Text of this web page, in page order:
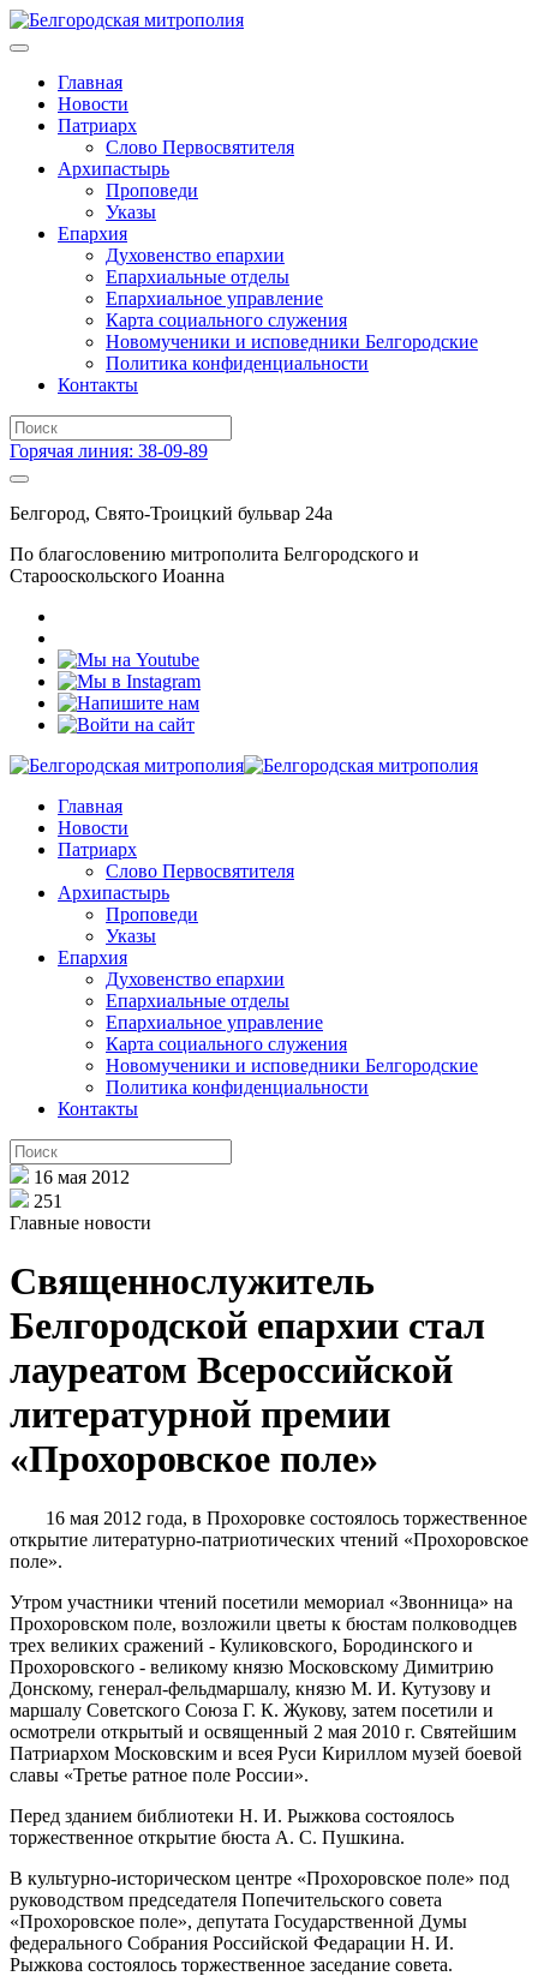
Главная
Новости
Патриарх
Слово Первосвятителя
Архипастырь
Проповеди
Указы
Епархия
Духовенство епархии
Епархиальные отделы
Епархиальное управление
Карта социального служения
Новомученики и исповедники Белгородские
Политика конфиденциальности
Контакты
Горячая линия: 38-09-89
Белгород, Свято-Троицкий бульвар 24а
По благословению митрополита Белгородского и
Старооскольского Иоанна
Главная
Новости
Патриарх
Слово Первосвятителя
Архипастырь
Проповеди
Указы
Епархия
Духовенство епархии
Епархиальные отделы
Епархиальное управление
Карта социального служения
Новомученики и исповедники Белгородские
Политика конфиденциальности
Контакты
16 мая 2012
251
Главные новости
Священнослужитель
Белгородской епархии стал
лауреатом Всероссийской
литературной премии
«Прохоровское поле»
16 мая 2012 года, в Прохоровке состоялось торжественное
открытие литературно-патриотических чтений «Прохоровское
поле».
Утром участники чтений посетили мемориал «Звонница» на
Прохоровском поле, возложили цветы к бюстам полководцев
трех великих сражений - Куликовского, Бородинского и
Прохоровского - великому князю Московскому Димитрию
Донскому, генерал-фельдмаршалу, князю М. И. Кутузову и
маршалу Советского Союза Г. К. Жукову, затем посетили и
осмотрели открытый и освященный 2 мая 2010 г. Святейшим
Патриархом Московским и всея Руси Кириллом музей боевой
славы «Третье ратное поле России».
Перед зданием библиотеки Н. И. Рыжкова состоялось
торжественное открытие бюста А. С. Пушкина.
В культурно-историческом центре «Прохоровское поле» под
руководством председателя Попечительского совета
«Прохоровское поле», депутата Государственной Думы
федерального Собрания Российской Федарации Н. И.
Рыжкова состоялось торжественное заседание совета.